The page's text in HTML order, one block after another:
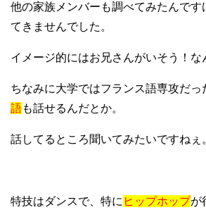
他の家族メンバーも調べてみたんです
てきませんでした。
イメージ的にはお兄さんがいそう！な
ちなみに大学ではフランス語専攻だっ
語も話せるんだとか。
話してるところ聞いてみたいですねぇ
特技はダンスで、特に ヒップホップが